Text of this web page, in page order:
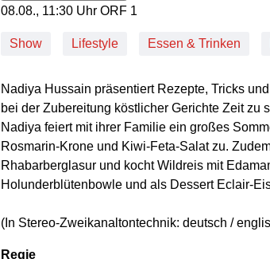
08. August, 11:30 Uhr in ORF 1
08.08., 11:30 Uhr ORF 1
Show Lifestyle Essen & Trinken
Nadiya Hussain präsentiert Rezepte, Tricks
bei der Zubereitung köstlicher Gerichte Zeit zu
Nadiya feiert mit ihrer Familie ein großes
Rosmarin-Krone und Kiwi-Feta-Salat zu.
Rhabarberglasur und kocht Wildreis mit
Holunderblütenbowle und als Dessert Eclair-
(In Stereo-Zweikanaltontechnik: deutsch /
Regie